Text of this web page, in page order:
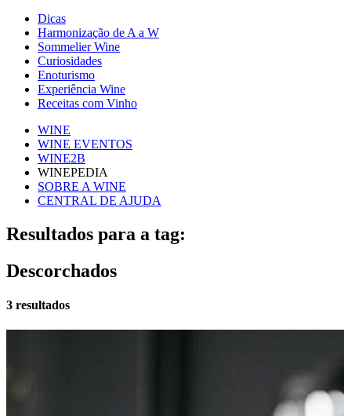
Dicas
Harmonização de A a W
Sommelier Wine
Curiosidades
Enoturismo
Experiência Wine
Receitas com Vinho
WINE
WINE EVENTOS
WINE2B
WINEPEDIA
SOBRE A WINE
CENTRAL DE AJUDA
Resultados para a tag:
Descorchados
3 resultados